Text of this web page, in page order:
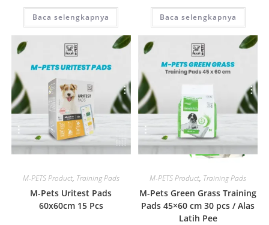
Baca selengkapnya Baca selengkapnya
Quick View
M-PETS Product, Training Pads
M-Pets Uritest Pads
60x60cm 15 Pcs
Quick View
M-PETS Product, Training Pads
M-Pets Green Grass Training
Pads 45×60 cm 30 pcs / Alas
Latih Pee